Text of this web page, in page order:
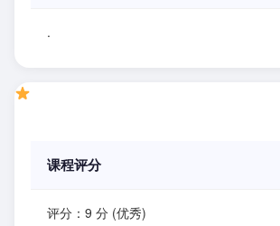
.
课程评分
评分：9 分 (优秀)